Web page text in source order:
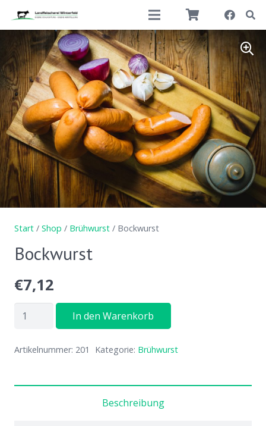
Start / Shop / Brühwurst / Bockwurst
Bockwurst
€7,12
Bockwurst
In den Warenkorb
Artikelnummer: 201 Kategorie: Brühwurst
Beschreibung